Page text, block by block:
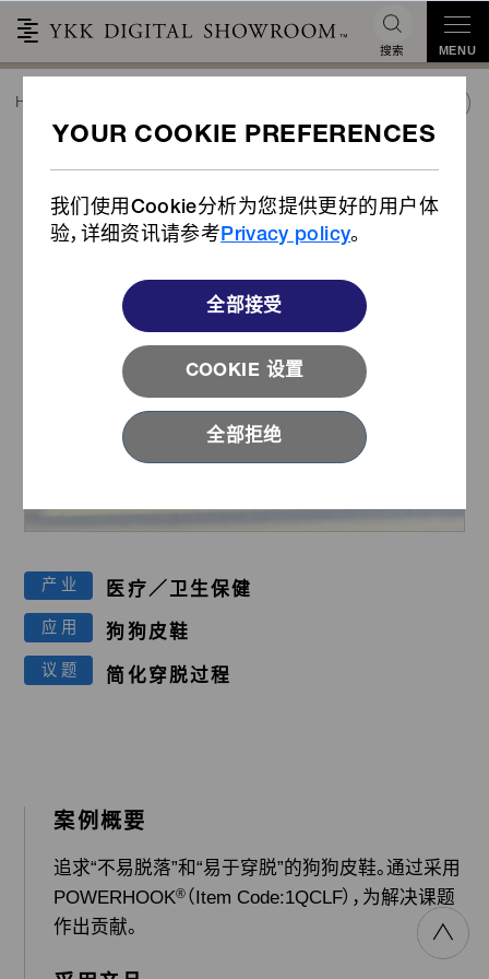
我们使用Cookie分析为您提供更好的用户体
验，详细资讯请参考Privacy policy。
COOKIE 设置
全部接受
全部拒绝
搜索 MENU
产业用途产品
查找您所在的产业
建筑／土木
目录
医疗／卫生保健
通过改用POWERHOOK®（Item
Code:1QCLF），解决多个课题
产业 医疗／卫生保健
应用 狗狗皮鞋
议题 简化穿脱过程
案例概要
追求“不易脱落”和“易于穿脱”的狗狗皮鞋。通过采用
POWERHOOK® （Item Code:1QCLF），为解决课题
作出贡献。
HOME